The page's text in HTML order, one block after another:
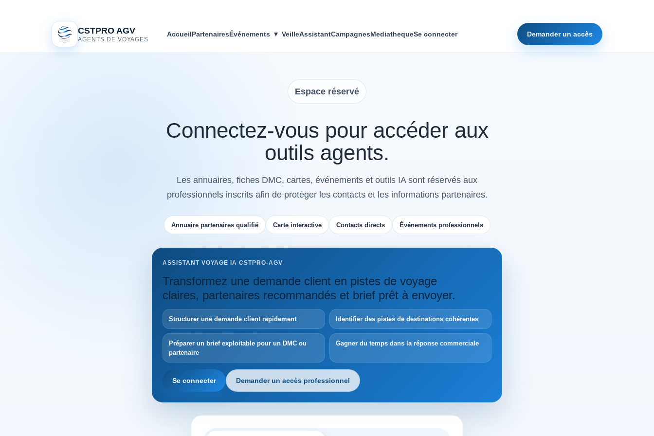
CSTPRO AGV
AGENTS DE VOYAGES
AccueilPartenairesÉvénements ▾ VeilleAssistantCampagnesMediathequeSe connecter Demander un accès
Espace réservé
Connectez-vous pour accéder aux
outils agents.
Les annuaires, fiches DMC, cartes, événements et outils IA sont réservés aux
professionnels inscrits afin de protéger les contacts et les informations partenaires.
Annuaire partenaires qualifié Carte interactive Contacts directs Événements professionnels
ASSISTANT VOYAGE IA CSTPRO-AGV
Transformez une demande client en pistes de voyage
claires, partenaires recommandés et brief prêt à envoyer.
Structurer une demande client rapidement Identifier des pistes de destinations cohérentes
Préparer un brief exploitable pour un DMC ou
partenaire
Gagner du temps dans la réponse commerciale
Se connecter Demander un accès professionnel